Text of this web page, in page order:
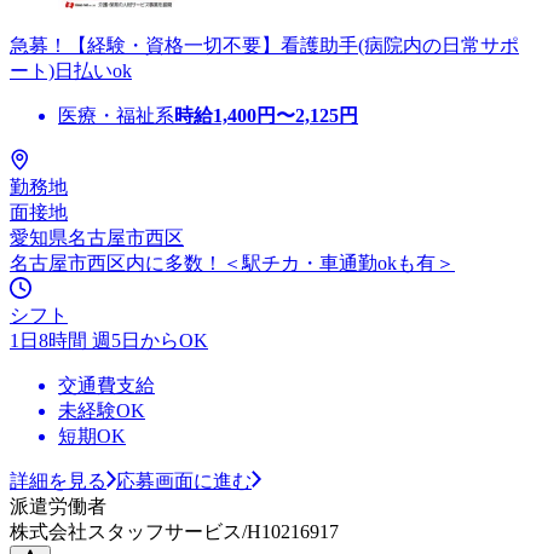
急募！【経験・資格一切不要】看護助手(病院内の日常サポ
ート)日払いok
医療・福祉系時給1,400円〜2,125円
勤務地
面接地
愛知県名古屋市西区
名古屋市西区内に多数！＜駅チカ・車通勤okも有＞
シフト
1日8時間 週5日からOK
交通費支給
未経験OK
短期OK
詳細を見る
応募画面に進む
派遣労働者
株式会社スタッフサービス/H10216917